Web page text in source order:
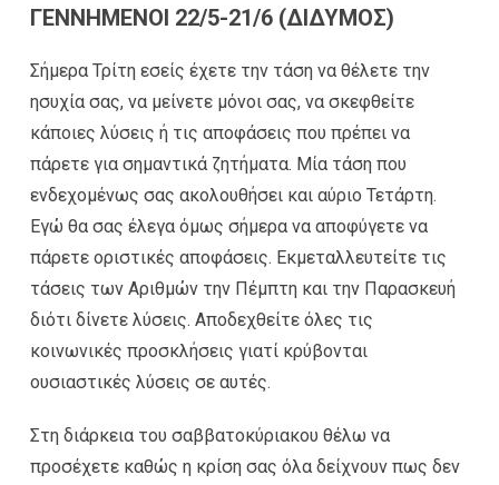
ΓΕΝΝΗΜΕΝΟΙ 22/5-21/6 (ΔΙΔΥΜΟΣ)
Σήμερα Τρίτη εσείς έχετε την τάση να θέλετε την
ησυχία σας, να μείνετε μόνοι σας, να σκεφθείτε
κάποιες λύσεις ή τις αποφάσεις που πρέπει να
πάρετε για σημαντικά ζητήματα. Μία τάση που
ενδεχομένως σας ακολουθήσει και αύριο Τετάρτη.
Εγώ θα σας έλεγα όμως σήμερα να αποφύγετε να
πάρετε οριστικές αποφάσεις. Εκμεταλλευτείτε τις
τάσεις των Αριθμών την Πέμπτη και την Παρασκευή
διότι δίνετε λύσεις. Αποδεχθείτε όλες τις
κοινωνικές προσκλήσεις γιατί κρύβονται
ουσιαστικές λύσεις σε αυτές.
Στη διάρκεια του σαββατοκύριακου θέλω να
προσέχετε καθώς η κρίση σας όλα δείχνουν πως δεν